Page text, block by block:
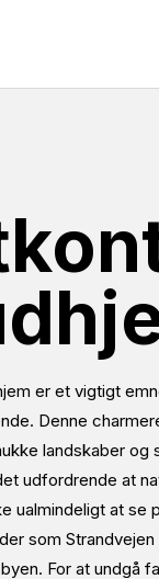
er et vigtigt
Denne
landskaber og
udfordrende at
ualmindeligt at se
som
For at undgå